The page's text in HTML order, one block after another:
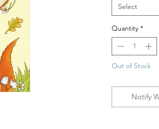
γίνεται να
παρότι
Select
Quantity *
Out of Stock
Notify